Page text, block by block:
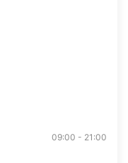
09:00 - 21:00